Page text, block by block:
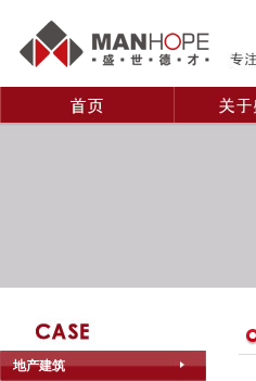
地产建筑